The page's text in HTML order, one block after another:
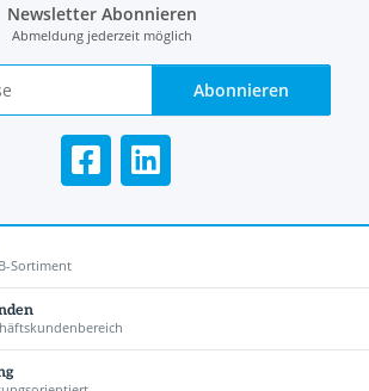
Newsletter Abonnieren
Abmeldung jederzeit möglich
Abonnieren
Sortiment